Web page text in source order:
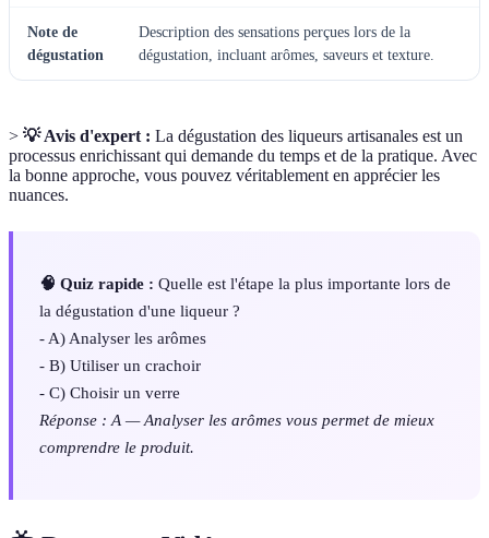
Note de
dégustation
Description des sensations perçues lors de la
dégustation, incluant arômes, saveurs et texture.
> 💡 Avis d'expert : La dégustation des liqueurs artisanales est un
processus enrichissant qui demande du temps et de la pratique. Avec
la bonne approche, vous pouvez véritablement en apprécier les
nuances.
🧠 Quiz rapide : Quelle est l'étape la plus importante lors de
la dégustation d'une liqueur ?
- A) Analyser les arômes
- B) Utiliser un crachoir
- C) Choisir un verre
Réponse : A — Analyser les arômes vous permet de mieux
comprendre le produit.